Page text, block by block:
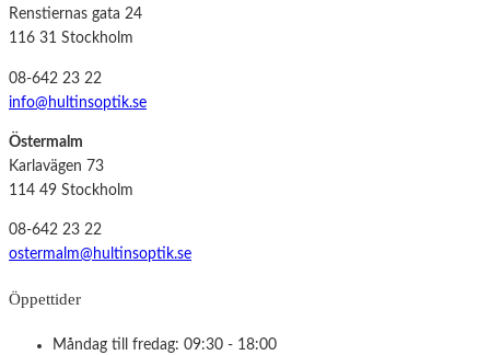
Renstiernas gata 24
116 31 Stockholm
08-642 23 22
info@hultinsoptik.se
Östermalm
Karlavägen 73
114 49 Stockholm
08-642 23 22
ostermalm@hultinsoptik.se
Öppettider
Måndag till fredag: 09:30 - 18:00